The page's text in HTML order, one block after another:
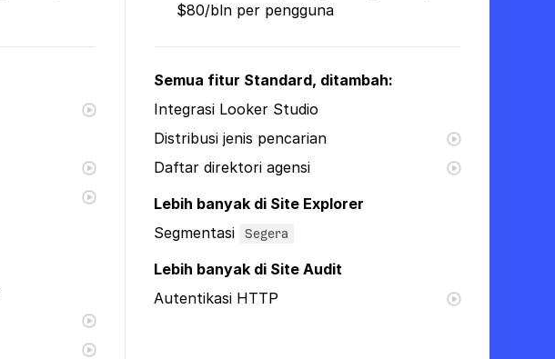
$80/bln per pengguna
Semua fitur Standard, ditambah:
Integrasi Looker Studio
Distribusi jenis pencarian
Daftar direktori agensi
Lebih banyak di Site Explorer
Segmentasi
Segera
Lebih banyak di Site Audit
Autentikasi HTTP